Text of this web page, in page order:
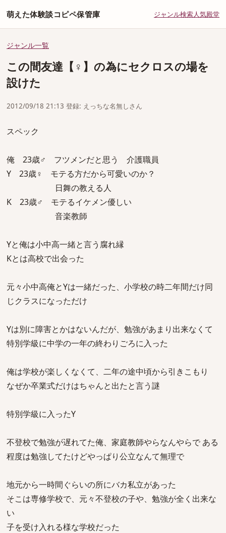
萌えた体験談コピペ保管庫 ジャンル検索人気殿堂
ジャンル一覧
この間友達【♀】の為にセクロスの場を
設けた
2012/09/18 21:13 登録: えっちな名無しさん
スペック
俺 23歳♂ フツメンだと思う 介護職員
Y 23歳♀ モテる方だから可愛いのか？
日舞の教える人
K 23歳♂ モテるイケメン優しい
音楽教師
Yと俺は小中高一緒と言う腐れ縁
Kとは高校で出会った
元々小中高俺とYは一緒だった、小学校の時二年間だけ同
じクラスになっただけ
Yは別に障害とかはないんだが、勉強があまり出来なくて
特別学級に中学の一年の終わりごろに入った
俺は学校が楽しくなくて、二年の途中頃から引きこもり
なぜか卒業式だけはちゃんと出たと言う謎
特別学級に入ったY
不登校で勉強が遅れてた俺、家庭教師やらなんやらで ある
程度は勉強してたけどやっぱり公立なんて無理で
地元から一時間ぐらいの所にバカ私立があった
そこは専修学校で、元々不登校の子や、勉強が全く出来な
い
子を受け入れる様な学校だった